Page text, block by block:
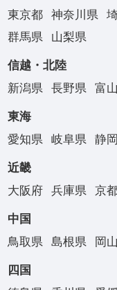
東京都
神奈川県
群馬県
山梨県
信越・北陸
新潟県
長野県 富
東海
愛知県
岐阜県 静
近畿
大阪府
兵庫県 京
中国
鳥取県
島根県 岡
四国